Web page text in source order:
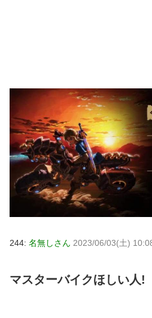
244: 名無しさん 2023/06/03(土)
マスターバイクほしい人!